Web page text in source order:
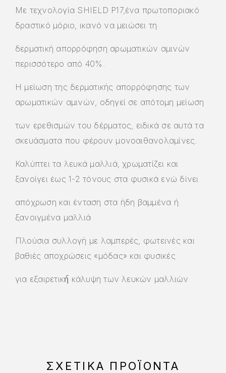
Με τεχνολογία SHIELD P17,ένα πρωτοποριακό
δραστικό μόριο, ικανό να μειώσει τη
δερματική απορρόφηση αρωματικών αμινών
περισσότερο από 40%.
Η μείωση της δερματικής απορρόφησης των
αρωματικών αμινών, οδηγεί σε απότομη μείωση
των ερεθισμών του δέρματος, ειδικά σε αυτά τα
σκευάσματα που φέρουν μονοαιθανολαμίνες.
Καλύπτει τα λευκά μαλλιά, χρωματίζει και
ξανοίγει έως 1-2 τόνους στα φυσικά ενώ δίνει
απόχρωση και ένταση στα ήδη βαμμένα ή
ξανοιγμένα μαλλιά
Πλούσια συλλογή με λαμπερές, φωτεινές και
βαθιές αποχρώσεις «μόδας» και φυσικές
για εξαιρετική́ κάλυψη των λευκών μαλλιών
ΣΧΕΤΙΚΆ ΠΡΟΪΌΝΤΑ